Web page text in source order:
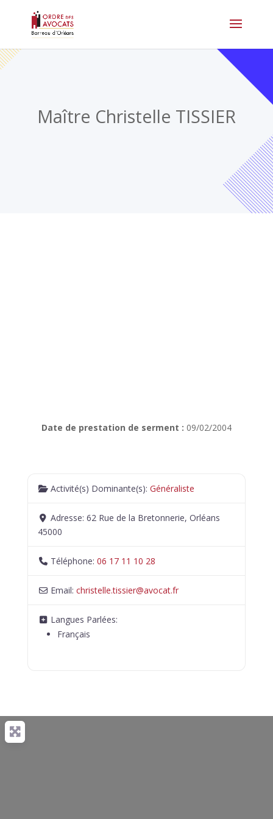
Maître Christelle TISSIER
Date de prestation de serment : 09/02/2004
Activité(s) Dominante(s):Généraliste
Adresse:62 Rue de la Bretonnerie, Orléans
45000
Téléphone:06 17 11 10 28
Email:christelle.tissier@avocat.fr
Langues Parlées:
Français